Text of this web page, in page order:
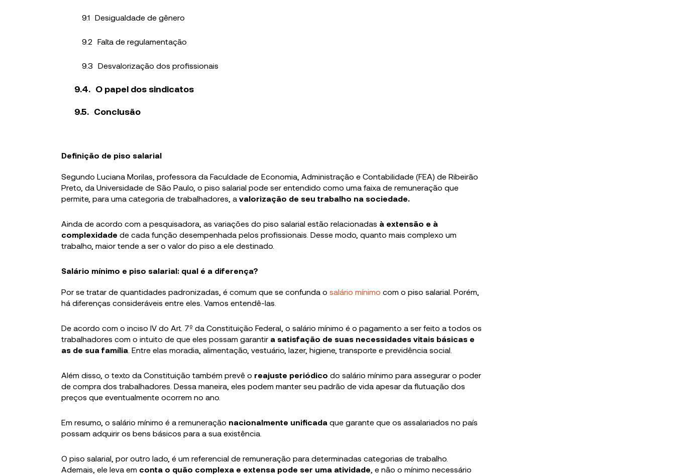
Desigualdade de gênero
Falta de regulamentação
Desvalorização dos profissionais
O papel dos sindicatos
Conclusão
Definição de piso salarial
Segundo Luciana Morilas, professora da Faculdade de Economia, Administração e Contabilidade (FEA) de Ribeirão
Preto, da Universidade de São Paulo, o piso salarial pode ser entendido como uma faixa de remuneração que
permite, para uma categoria de trabalhadores, a valorização de seu trabalho na sociedade.
Ainda de acordo com a pesquisadora, as variações do piso salarial estão relacionadas à extensão e à
complexidade de cada função desempenhada pelos profissionais. Desse modo, quanto mais complexo um
trabalho, maior tende a ser o valor do piso a ele destinado.
Salário mínimo e piso salarial: qual é a diferença?
Por se tratar de quantidades padronizadas, é comum que se confunda o salário mínimo com o piso salarial. Porém,
há diferenças consideráveis entre eles. Vamos entendê-las.
De acordo com o inciso IV do Art. 7º da Constituição Federal, o salário mínimo é o pagamento a ser feito a todos os
trabalhadores com o intuito de que eles possam garantir a satisfação de suas necessidades vitais básicas e
as de sua família . Entre elas moradia, alimentação, vestuário, lazer, higiene, transporte e previdência social.
Além disso, o texto da Constituição também prevê o reajuste periódico do salário mínimo para assegurar o poder
de compra dos trabalhadores. Dessa maneira, eles podem manter seu padrão de vida apesar da flutuação dos
preços que eventualmente ocorrem no ano.
Em resumo, o salário mínimo é a remuneração nacionalmente unificada que garante que os assalariados no país
possam adquirir os bens básicos para a sua existência.
O piso salarial, por outro lado, é um referencial de remuneração para determinadas categorias de trabalho.
Ademais, ele leva em conta o quão complexa e extensa pode ser uma atividade , e não o mínimo necessário